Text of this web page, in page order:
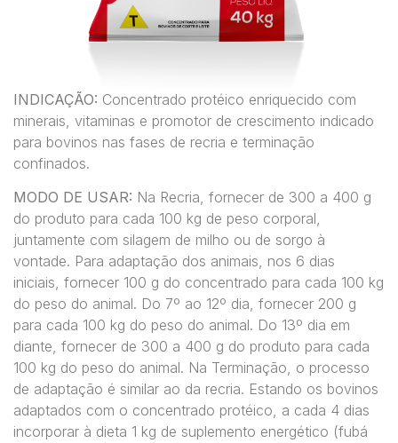
INDICAÇÃO: Concentrado protéico enriquecido com
minerais, vitaminas e promotor de crescimento indicado
para bovinos nas fases de recria e terminação
confinados.
MODO DE USAR: Na Recria, fornecer de 300 a 400 g
do produto para cada 100 kg de peso corporal,
juntamente com silagem de milho ou de sorgo à
vontade. Para adaptação dos animais, nos 6 dias
iniciais, fornecer 100 g do concentrado para cada 100 kg
do peso do animal. Do 7º ao 12º dia, fornecer 200 g
para cada 100 kg do peso do animal. Do 13º dia em
diante, fornecer de 300 a 400 g do produto para cada
100 kg do peso do animal. Na Terminação, o processo
de adaptação é similar ao da recria. Estando os bovinos
adaptados com o concentrado protéico, a cada 4 dias
incorporar à dieta 1 kg de suplemento energético (fubá